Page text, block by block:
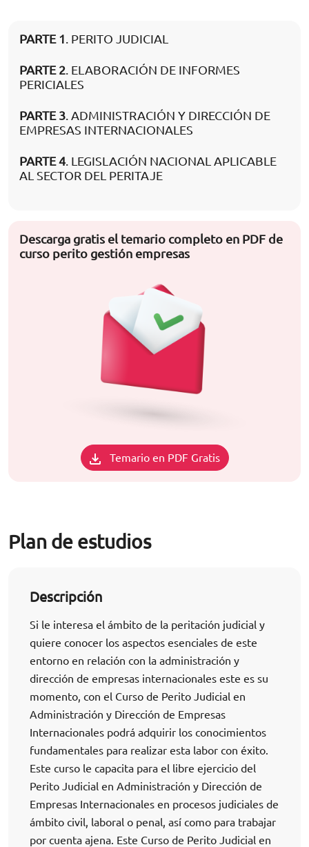
PARTE 1. PERITO JUDICIAL
PARTE 2. ELABORACIÓN DE INFORMES
PERICIALES
PARTE 3. ADMINISTRACIÓN Y DIRECCIÓN DE
EMPRESAS INTERNACIONALES
PARTE 4. LEGISLACIÓN NACIONAL APLICABLE
AL SECTOR DEL PERITAJE
Descarga gratis el temario completo en PDF de
curso perito gestión empresas
Temario en PDF Gratis
Plan de estudios
Descripción
Si le interesa el ámbito de la peritación judicial y
quiere conocer los aspectos esenciales de este
entorno en relación con la administración y
dirección de empresas internacionales este es su
momento, con el Curso de Perito Judicial en
Administración y Dirección de Empresas
Internacionales podrá adquirir los conocimientos
fundamentales para realizar esta labor con éxito.
Este curso le capacita para el libre ejercicio del
Perito Judicial en Administración y Dirección de
Empresas Internacionales en procesos judiciales de
ámbito civil, laboral o penal, así como para trabajar
por cuenta ajena. Este Curso de Perito Judicial en